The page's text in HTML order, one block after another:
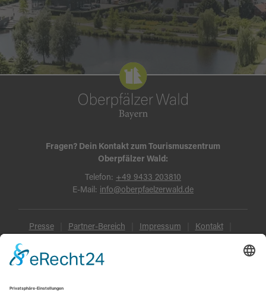
Fragen? Dein Kontakt zum Tourismuszentrum
Oberpfälzer Wald:
Telefon: +49 9433 203810
E-Mail: info@oberpfaelzerwald.de
Presse Partner-Bereich Impressum Kontakt
Datenschutz